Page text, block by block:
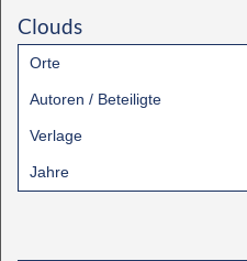
Clouds
Orte
Autoren / Beteiligte
Verlage
Jahre